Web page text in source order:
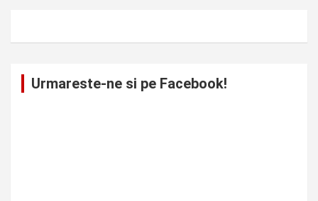
Urmareste-ne si pe Facebook!